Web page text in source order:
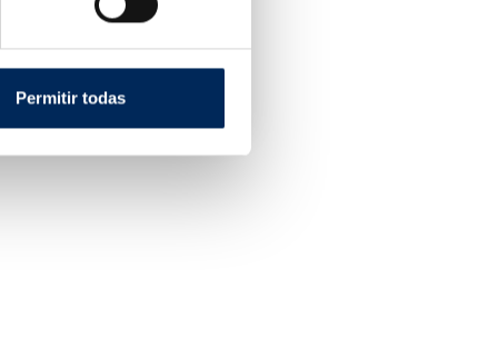
Permitir todas
De 1,5 Toneladas
€Precio